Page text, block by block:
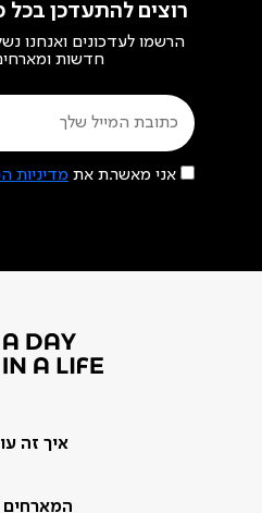
רוצים להתעדכן
הרשמו לעדכונים ואנחנו
חדשות
אני מאשר.ת את מדיניות
איך זה
המארחים